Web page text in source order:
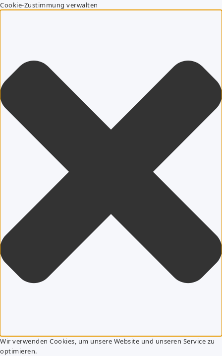
Cookie-Zustimmung verwalten
Wir verwenden Cookies, um unsere Website und unseren Service zu
optimieren.